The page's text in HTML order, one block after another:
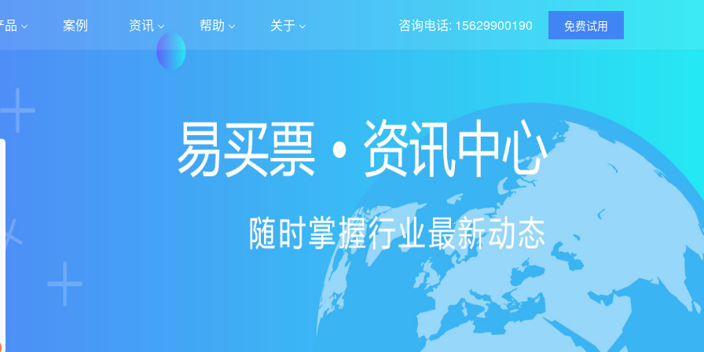
咨询电话: 15629900190 免费试用
品 案例 资讯 帮助 关于